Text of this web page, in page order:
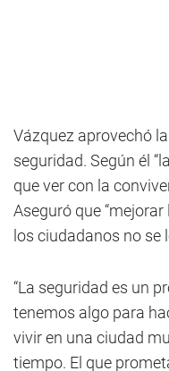
Vázquez aprovechó
seguridad. Según él
que ver con la
Aseguró que
los ciudadanos no se
“La seguridad es un
tenemos algo para
vivir en una ciudad
tiempo. El que